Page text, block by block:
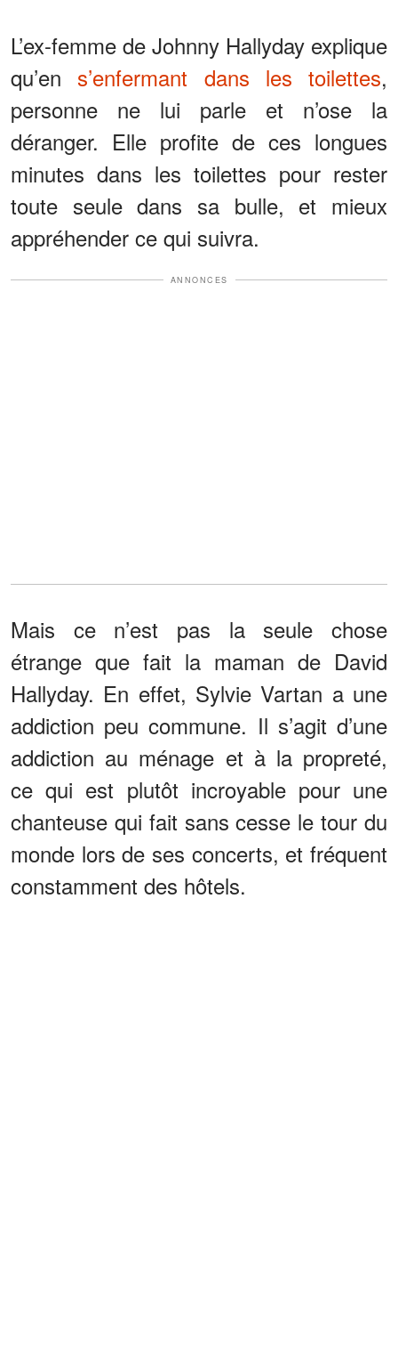
L’ex-femme de Johnny Hallyday explique
qu’en s’enfermant dans les toilettes,
personne ne lui parle et n’ose la
déranger. Elle profite de ces longues
minutes dans les toilettes pour rester
toute seule dans sa bulle, et mieux
appréhender ce qui suivra.
ANNONCES
Mais ce n’est pas la seule chose
étrange que fait la maman de David
Hallyday. En effet, Sylvie Vartan a une
addiction peu commune. Il s’agit d’une
addiction au ménage et à la propreté,
ce qui est plutôt incroyable pour une
chanteuse qui fait sans cesse le tour du
monde lors de ses concerts, et fréquent
constamment des hôtels.